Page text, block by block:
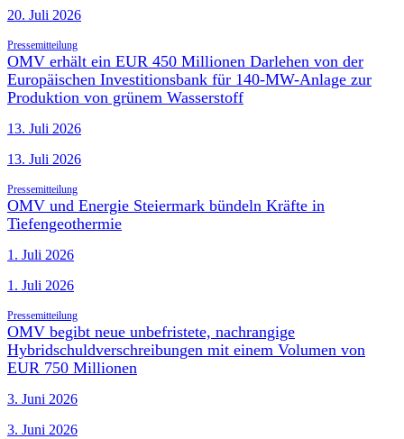
20. Juli 2026
Pressemitteilung
OMV erhält ein EUR 450 Millionen Darlehen von der
Europäischen Investitionsbank für 140-MW-Anlage zur
Produktion von grünem Wasserstoff
13. Juli 2026
13. Juli 2026
Pressemitteilung
OMV und Energie Steiermark bündeln Kräfte in
Tiefengeothermie
1. Juli 2026
1. Juli 2026
Pressemitteilung
OMV begibt neue unbefristete, nachrangige
Hybridschuldverschreibungen mit einem Volumen von
EUR 750 Millionen
3. Juni 2026
3. Juni 2026